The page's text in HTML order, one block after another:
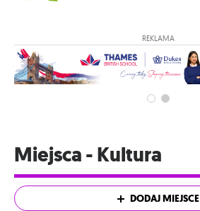
REKLAMA
Miejsca - Kultura
DODAJ MIEJSCE